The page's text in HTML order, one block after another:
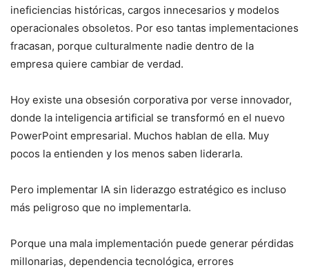
ineficiencias históricas, cargos innecesarios y modelos
operacionales obsoletos. Por eso tantas implementaciones
fracasan, porque culturalmente nadie dentro de la
empresa quiere cambiar de verdad.
Hoy existe una obsesión corporativa por verse innovador,
donde la inteligencia artificial se transformó en el nuevo
PowerPoint empresarial. Muchos hablan de ella. Muy
pocos la entienden y los menos saben liderarla.
Pero implementar IA sin liderazgo estratégico es incluso
más peligroso que no implementarla.
Porque una mala implementación puede generar pérdidas
millonarias, dependencia tecnológica, errores